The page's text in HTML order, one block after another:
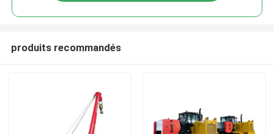
produits recommandés